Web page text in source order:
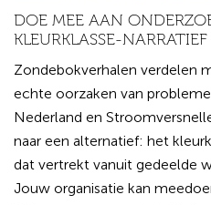
DOE MEE AAN
KLEURKLASSE-NARRATIEF
Zondebokverhalen verdelen
echte oorzaken van
Nederland en
naar een alternatief: het
dat vertrekt vanuit gedeelde
Jouw organisatie kan